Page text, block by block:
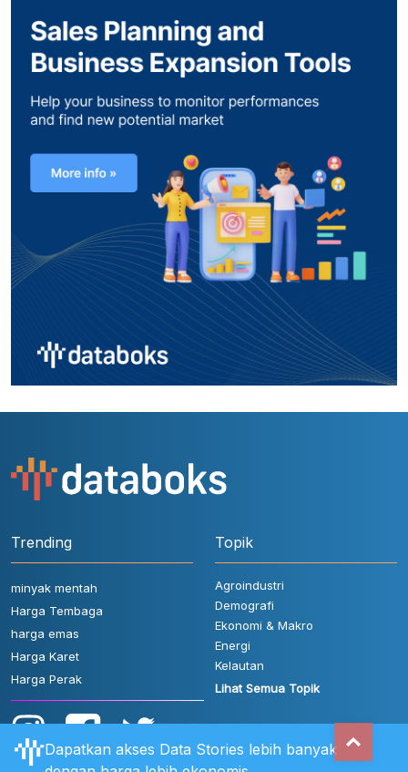
Trending
minyak mentah
Harga Tembaga
harga emas
Harga Karet
Harga Perak
Topik
Agroindustri
Demografi
Ekonomi & Makro
Energi
Kelautan
Lihat Semua Topik
Dapatkan akses Data Stories lebih banyak